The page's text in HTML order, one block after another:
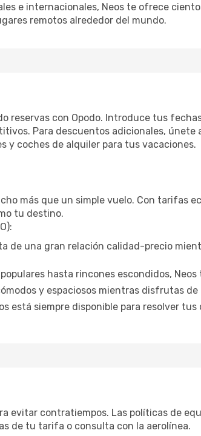
e internacionales, Neos te ofrece
remotos alrededor del mundo.
reservas con Opodo. Introduce tus
Para descuentos adicionales, únete
y coches de alquiler para tus vacaciones.
más que un simple vuelo. Con tarifas
tu destino.
de una gran relación calidad-precio
hasta rincones escondidos,
y espaciosos mientras disfrutas
está siempre disponible para resolver
evitar contratiempos. Las políticas de
de tu tarifa o consulta con la aerolínea.